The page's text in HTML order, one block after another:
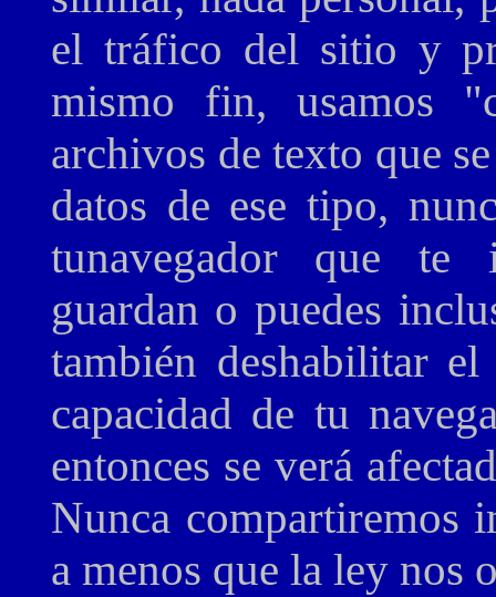
el tráfico del sitio y
mismo fin, usamos
archivos de texto que
datos de ese tipo,
tunavegador que te
guardan o puedes
también deshabilitar
capacidad de tu
entonces se verá
Nunca compartiremos
a menos que la ley nos